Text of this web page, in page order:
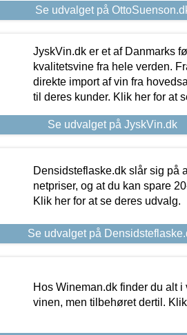
Se udvalget på
JyskVin.dk er et af Danmarks
kvalitetsvine fra hele verden.
direkte import af vin fra
til deres kunder. Klik her for at
Se udvalget på JyskVin.dk
Densidsteflaske.dk slår sig på
netpriser, og at du kan spare
Klik her for at se deres udvalg.
Se udvalget på
Hos Wineman.dk finder du alt
vinen, men tilbehøret dertil.